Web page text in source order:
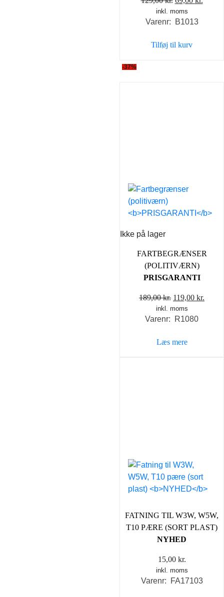
oprindelige
pris
129,00 kr..
inkl. moms
Varenr: B1013
Tilføj til kurv
-37%
Ikke på lager
FARTBEGRÆNSER
(POLITIVÆRN)
PRISGARANTI
189,00kr. Den
oprindelige
pris
189,00 kr..
119,00 kr.
inkl. moms
Varenr: R1080
Læs mere
FATNING TIL W3W, W5W,
T10 PÆRE (SORT PLAST)
NYHED
15,00 kr.
inkl. moms
Varenr: FA17103